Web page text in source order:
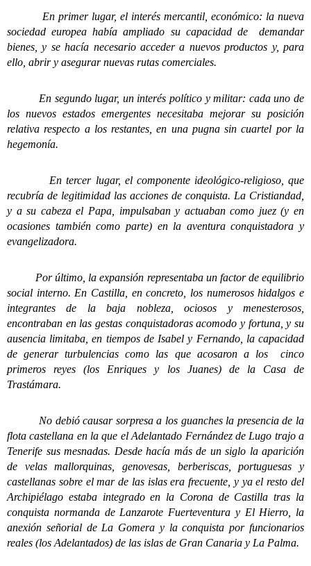
En primer lugar, el interés mercantil, económico: la nueva
sociedad europea había ampliado su capacidad de demandar
bienes, y se hacía necesario acceder a nuevos productos y, para
ello, abrir y asegurar nuevas rutas comerciales.
En segundo lugar, un interés político y militar: cada uno de
los nuevos estados emergentes necesitaba mejorar su posición
relativa respecto a los restantes, en una pugna sin cuartel por la
hegemonía.
En tercer lugar, el componente ideológico-religioso, que
recubría de legitimidad las acciones de conquista. La Cristiandad,
y a su cabeza el Papa, impulsaban y actuaban como juez (y en
ocasiones también como parte) en la aventura conquistadora y
evangelizadora.
Por último, la expansión representaba un factor de equilibrio
social interno. En Castilla, en concreto, los numerosos hidalgos e
integrantes de la baja nobleza, ociosos y menesterosos,
encontraban en las gestas conquistadoras acomodo y fortuna, y su
ausencia limitaba, en tiempos de Isabel y Fernando, la capacidad
de generar turbulencias como las que acosaron a los cinco
primeros reyes (los Enriques y los Juanes) de la Casa de
Trastámara.
No debió causar sorpresa a los guanches la presencia de la
flota castellana en la que el Adelantado Fernández de Lugo trajo a
Tenerife sus mesnadas. Desde hacía más de un siglo la aparición
de velas mallorquinas, genovesas, berberiscas, portuguesas y
castellanas sobre el mar de las islas era frecuente, y ya el resto del
Archipiélago estaba integrado en la Corona de Castilla tras la
conquista normanda de Lanzarote Fuerteventura y El Hierro, la
anexión señorial de La Gomera y la conquista por funcionarios
reales (los Adelantados) de las islas de Gran Canaria y La Palma.